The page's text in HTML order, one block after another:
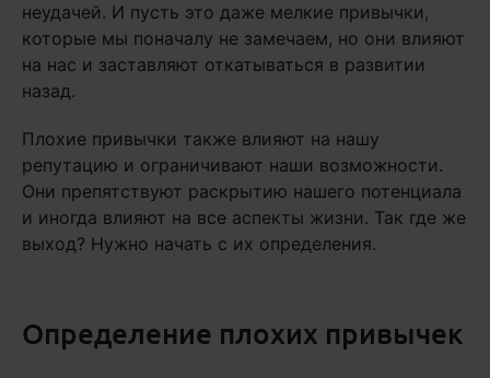
неудачей. И пусть это даже мелкие привычки,
которые мы поначалу не замечаем, но они влияют
на нас и заставляют откатываться в развитии
назад.
Плохие привычки также влияют на нашу
репутацию и ограничивают наши возможности.
Они препятствуют раскрытию нашего потенциала
и иногда влияют на все аспекты жизни. Так где же
выход? Нужно начать с их определения.
Определение плохих привычек